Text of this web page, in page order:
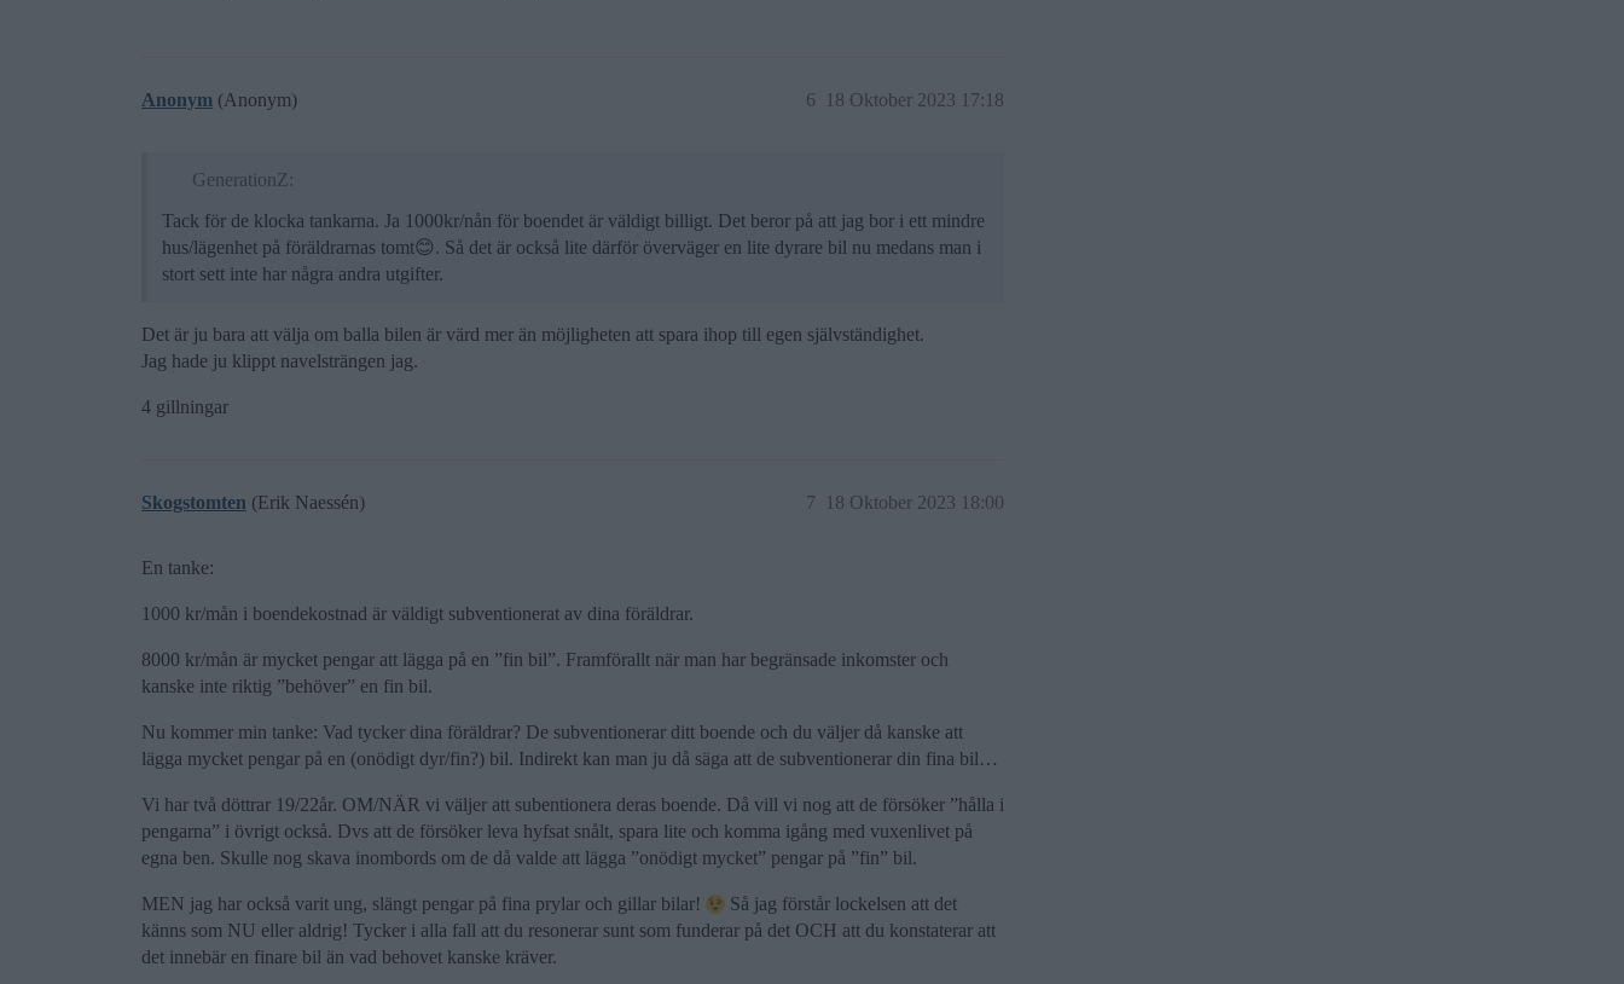
Anonym (Anonym) 18 Oktober 2023 17:18
6
GenerationZ:
Tack för de klocka tankarna. Ja 1000kr/nån för boendet är väldigt billigt. Det beror på att jag bor i ett mindre
hus/lägenhet på föräldrarnas tomt😊. Så det är också lite därför överväger en lite dyrare bil nu medans man i
stort sett inte har några andra utgifter.
Det är ju bara att välja om balla bilen är värd mer än möjligheten att spara ihop till egen självständighet.
Jag hade ju klippt navelsträngen jag.
4 gillningar
Skogstomten (Erik Naessén) 18 Oktober 2023 18:00
7
En tanke:
1000 kr/mån i boendekostnad är väldigt subventionerat av dina föräldrar.
8000 kr/mån är mycket pengar att lägga på en ”fin bil”. Framförallt när man har begränsade inkomster och
kanske inte riktig ”behöver” en fin bil.
Nu kommer min tanke: Vad tycker dina föräldrar? De subventionerar ditt boende och du väljer då kanske att
lägga mycket pengar på en (onödigt dyr/fin?) bil. Indirekt kan man ju då säga att de subventionerar din fina bil…
Vi har två döttrar 19/22år. OM/NÄR vi väljer att subentionera deras boende. Då vill vi nog att de försöker ”hålla i
pengarna” i övrigt också. Dvs att de försöker leva hyfsat snålt, spara lite och komma igång med vuxenlivet på
egna ben. Skulle nog skava inombords om de då valde att lägga ”onödigt mycket” pengar på ”fin” bil.
MEN jag har också varit ung, slängt pengar på fina prylar och gillar bilar!
Så jag förstår lockelsen att det
känns som NU eller aldrig! Tycker i alla fall att du resonerar sunt som funderar på det OCH att du konstaterar att
det innebär en finare bil än vad behovet kanske kräver.